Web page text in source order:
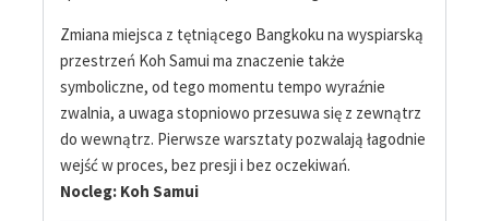
Zmiana miejsca z tętniącego Bangkoku na wyspiarską
przestrzeń Koh Samui ma znaczenie także
symboliczne, od tego momentu tempo wyraźnie
zwalnia, a uwaga stopniowo przesuwa się z zewnątrz
do wewnątrz. Pierwsze warsztaty pozwalają łagodnie
wejść w proces, bez presji i bez oczekiwań.
Nocleg: Koh Samui